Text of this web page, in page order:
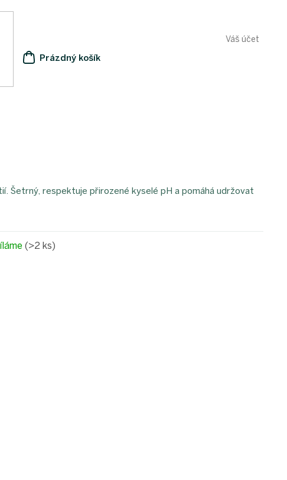
Váš účet
NÁKUPNÍ
Prázdný košík
(>2 ks)
Šetrný, respektuje přirozené kyselé pH a pomáhá udržovat